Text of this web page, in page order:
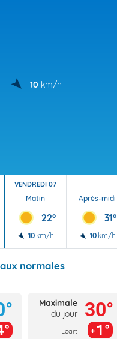
10 km/h
VENDREDI 07
Matin
22°
10 km/h
Après-midi
31°
10 km/h
normales
Maximale
du jour
Ecart
30°
1°